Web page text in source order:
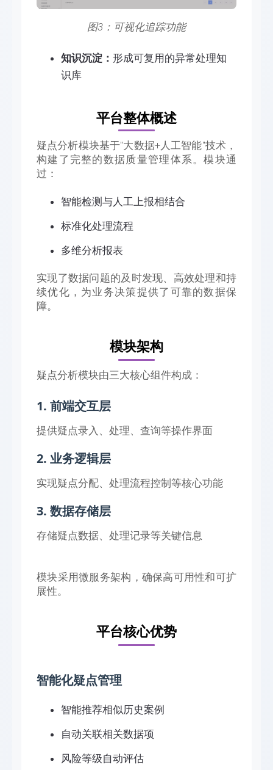
图3：可视化追踪功能
知识沉淀： 形成可复用的异常处理知
识库
平台整体概述
疑点分析模块基于"大数据+人工智能"技术，
构建了完整的数据质量管理体系。模块通
过：
智能检测与人工上报相结合
标准化处理流程
多维分析报表
实现了数据问题的及时发现、高效处理和持
续优化，为业务决策提供了可靠的数据保
障。
模块架构
疑点分析模块由三大核心组件构成：
1. 前端交互层
提供疑点录入、处理、查询等操作界面
2. 业务逻辑层
实现疑点分配、处理流程控制等核心功能
3. 数据存储层
存储疑点数据、处理记录等关键信息
模块采用微服务架构，确保高可用性和可扩
展性。
平台核心优势
智能化疑点管理
智能推荐相似历史案例
自动关联相关数据项
风险等级自动评估